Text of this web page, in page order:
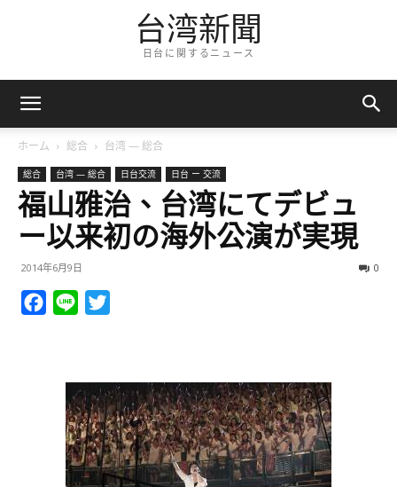
台湾新聞
日台に関するニュース
ホーム 総合 台湾 — 総合
総合 台湾 — 総合 日台交流 日台 ー 交流
福山雅治、台湾にてデビュ
ー以来初の海外公演が実現
2014年6月9日 0
Facebook
Line